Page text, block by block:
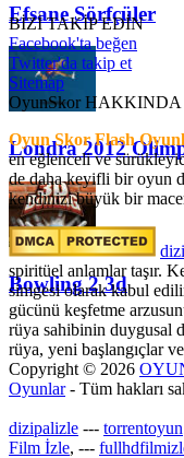
Efsane Sörfçüler
Londra 2012
Bowling 2 3d
BİZİ TAKİP EDİN
Facebook'ta beğen
Twitter'da takip et
Sitemap
OyunSkor HAKKINDA
Oyun Skor Flash
en eğlenceli ve
de daha keyifli bir oyun
kendinizi büyük bir
spiritüel anlamlar taşır.
simgesi olarak kabul
gücünü keşfetme
rüya sahibinin duygusal
rüya, yeni başlangıçlar
Copyright © 2026
Oyunlar- Tüm hakları
dizipalizle --- torrentoyun
Film İzle, ---